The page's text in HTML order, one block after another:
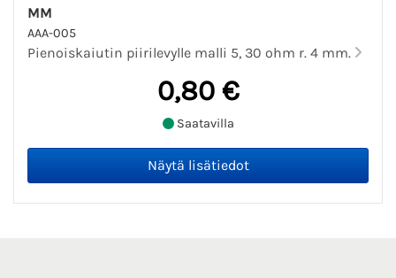
MM
AAA-005
Pienoiskaiutin piirilevylle malli 5, 30 ohm r. 4 mm.
0,80 €
Saatavilla